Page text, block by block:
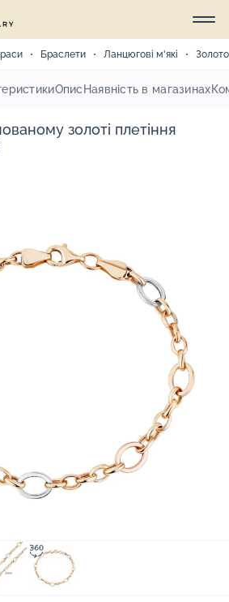
Браслети Ланцюгові м'які Золото
Опис Наявність в магазинах
золоті плетіння